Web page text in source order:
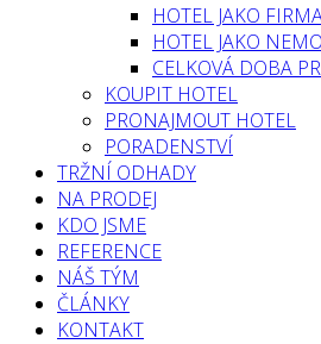
HOTEL JAKO
HOTEL JAKO
CELKOVÁ DOBA
KOUPIT HOTEL
PRONAJMOUT HOTEL
PORADENSTVÍ
TRŽNÍ ODHADY
NA PRODEJ
KDO JSME
REFERENCE
NÁŠ TÝM
ČLÁNKY
KONTAKT